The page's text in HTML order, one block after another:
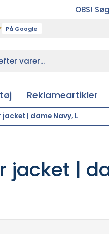
OBS!
På Google
Reklameartikler
jacket | dame Navy, L
jacket |